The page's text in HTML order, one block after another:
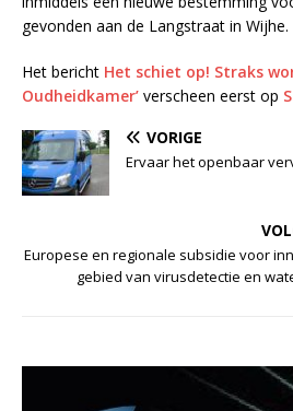
gevonden aan de Langstraat in Wijhe.
Het bericht Het schiet op! Straks
Oudheidkamer’ verscheen eerst op
VORIGE
Ervaar het openbaar
Europese en regionale subsidie voor
gebied van virusdetectie en